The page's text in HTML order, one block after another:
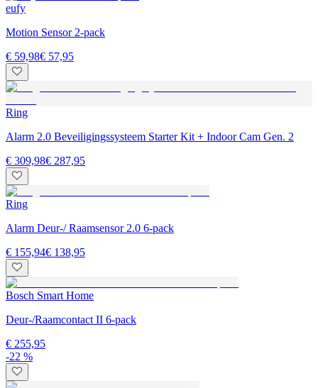
eufy
Motion Sensor 2-pack
€ 59,98€ 57,95
Ring
Alarm 2.0 Beveiligingssysteem Starter Kit + Indoor Cam Gen. 2
€ 309,98€ 287,95
Ring
Alarm Deur-/ Raamsensor 2.0 6-pack
€ 155,94€ 138,95
Bosch Smart Home
Deur-/Raamcontact II 6-pack
€ 255,95
-22 %